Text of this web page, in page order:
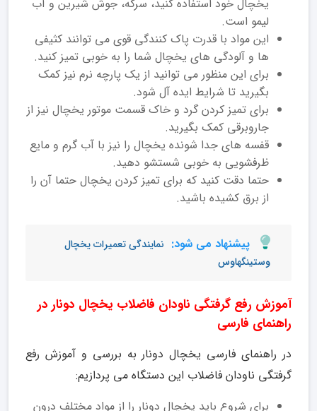
یخچال خود استفاده کنید، سرکه، جوش شیرین و آب
لیمو است.
این مواد با قدرت پاک کنندگی قوی می توانند کثیفی
ها و آلودگی های یخچال شما را به خوبی تمیز کنید.
برای این منظور می توانید از یک پارچه نرم نیز کمک
بگیرید تا شرایط ایده آل شود.
برای تمیز کردن گرد و خاک قسمت موتور یخچال نیز از
جاروبرقی کمک بگیرید.
قفسه های جدا شونده یخچال را نیز با آب گرم و مایع
ظرفشویی به خوبی شستشو دهید.
حتما دقت کنید که برای تمیز کردن یخچال حتما آن را
از برق کشیده باشید.
پیشنهاد می شود: نمایندگی تعمیرات یخچال
وستینگهاوس
آموزش رفع گرفتگی ناودان فاضلاب یخچال دونار در
راهنمای فارسی
در راهنمای فارسی یخچال دونار به بررسی و آموزش رفع
گرفتگی ناودان فاضلاب این دستگاه می پردازیم:
برای شروع باید یخچال دونار را از مواد مختلف درون